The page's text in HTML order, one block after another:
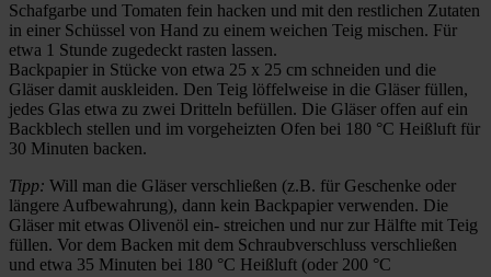
Schafgarbe und Tomaten fein hacken und mit den restlichen Zutaten
in einer Schüssel von Hand zu einem weichen Teig mischen. Für
etwa 1 Stunde zugedeckt rasten lassen.
Backpapier in Stücke von etwa 25 x 25 cm schneiden und die
Gläser damit auskleiden. Den Teig löffelweise in die Gläser füllen,
jedes Glas etwa zu zwei Dritteln befüllen. Die Gläser offen auf ein
Backblech stellen und im vorgeheizten Ofen bei 180 °C Heißluft für
30 Minuten backen.
Tipp: Will man die Gläser verschließen (z.B. für Geschenke oder
längere Aufbewahrung), dann kein Backpapier verwenden. Die
Gläser mit etwas Olivenöl ein- streichen und nur zur Hälfte mit Teig
füllen. Vor dem Backen mit dem Schraubverschluss verschließen
und etwa 35 Minuten bei 180 °C Heißluft (oder 200 °C